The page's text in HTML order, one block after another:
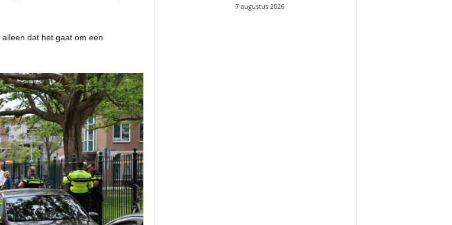
dat het gaat om een
7 augustus 2026